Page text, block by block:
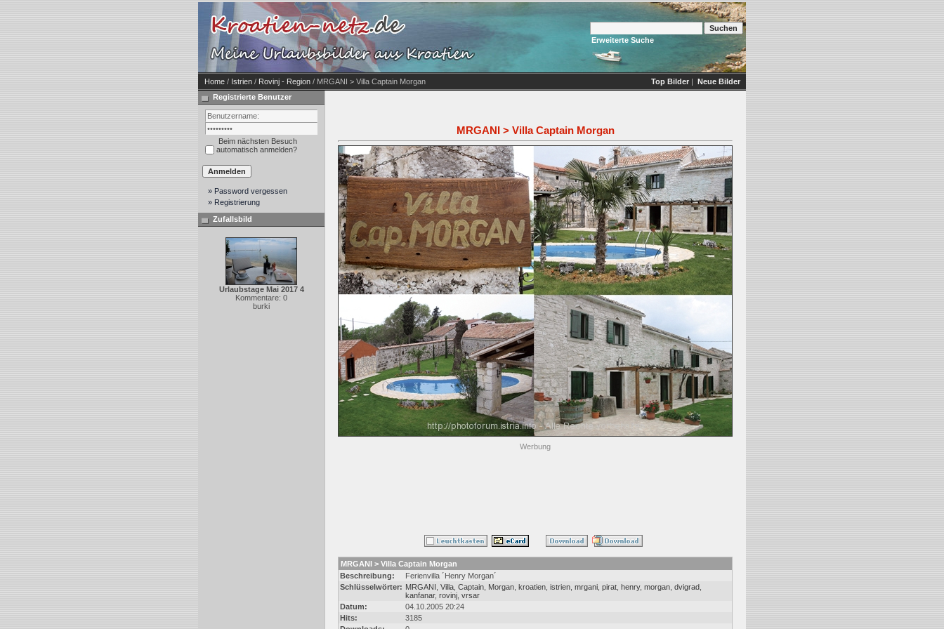
Erweiterte Suche
Home / Istrien / Rovinj - Region / MRGANI > Villa Captain Morgan Top Bilder | Neue Bilder
Registrierte Benutzer
Beim nächsten Besuch
automatisch anmelden?
» Password vergessen
» Registrierung
Zufallsbild
Urlaubstage Mai 2017 4
Kommentare: 0
burki
MRGANI > Villa Captain Morgan
Werbung
MRGANI > Villa Captain Morgan
Beschreibung:
Ferienvilla ´Henry Morgan´
Schlüsselwörter: MRGANI Villa Captain Morgan kroatien istrien mrgani pirat henry, morgan dvigrad
kanfanar, rovinj vrsar
Datum:
04.10.2005 20:24
Hits:
3185